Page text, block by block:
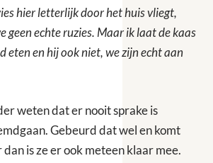
hier letterlijk door het huis vliegt,
geen echte ruzies. Maar ik laat de kaas
eten en hij ook niet, we zijn echt aan
weten dat er nooit sprake is
Gebeurd dat wel en komt
is ze er ook meteen klaar mee.